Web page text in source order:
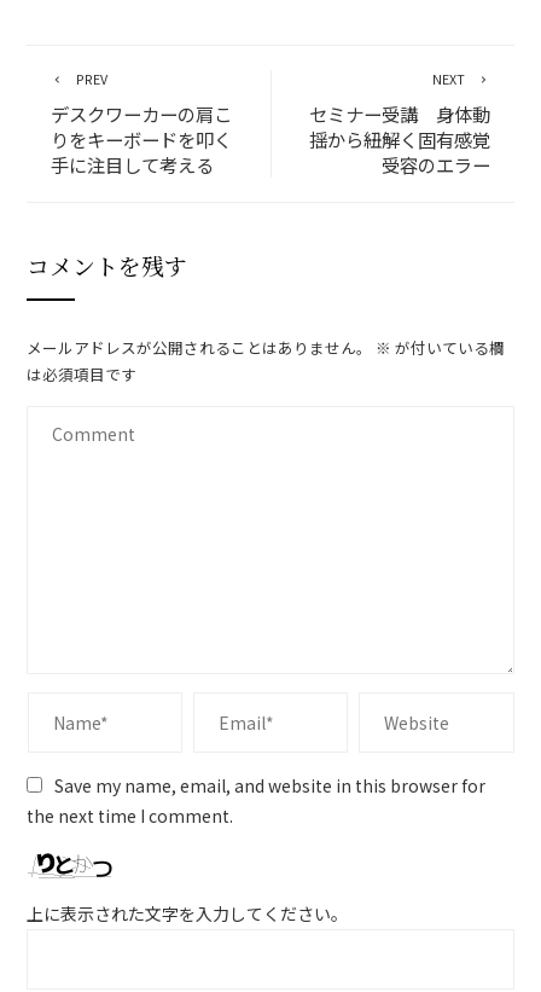
PREV
デスクワーカーの肩こ
りをキーボードを叩く
手に注目して考える
NEXT
セミナー受講 身体動
揺から紐解く固有感覚
受容のエラー
コメントを残す
メールアドレスが公開されることはありません。 ※ が付いている欄
は必須項目です
Save my name, email, and website in this browser for
the next time I comment.
上に表示された文字を入力してください。